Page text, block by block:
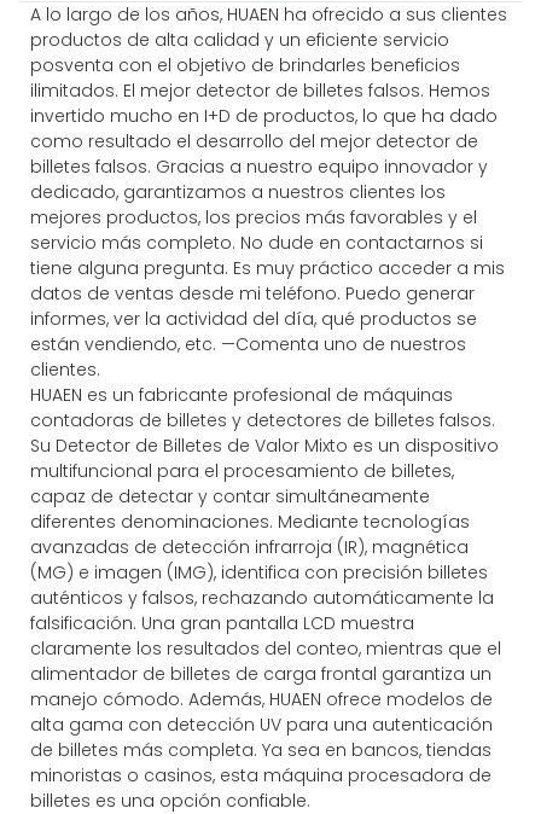
A lo largo de los años, HUAEN ha ofrecido a sus clientes
productos de alta calidad y un eficiente servicio
posventa con el objetivo de brindarles beneficios
ilimitados. El mejor detector de billetes falsos. Hemos
invertido mucho en I+D de productos, lo que ha dado
como resultado el desarrollo del mejor detector de
billetes falsos. Gracias a nuestro equipo innovador y
dedicado, garantizamos a nuestros clientes los
mejores productos, los precios más favorables y el
servicio más completo. No dude en contactarnos si
tiene alguna pregunta. Es muy práctico acceder a mis
datos de ventas desde mi teléfono. Puedo generar
informes, ver la actividad del día, qué productos se
están vendiendo, etc. —Comenta uno de nuestros
clientes.
HUAEN es un fabricante profesional de máquinas
contadoras de billetes y detectores de billetes falsos.
Su Detector de Billetes de Valor Mixto es un dispositivo
multifuncional para el procesamiento de billetes,
capaz de detectar y contar simultáneamente
diferentes denominaciones. Mediante tecnologías
avanzadas de detección infrarroja (IR), magnética
(MG) e imagen (IMG), identifica con precisión billetes
auténticos y falsos, rechazando automáticamente la
falsificación. Una gran pantalla LCD muestra
claramente los resultados del conteo, mientras que el
alimentador de billetes de carga frontal garantiza un
manejo cómodo. Además, HUAEN ofrece modelos de
alta gama con detección UV para una autenticación
de billetes más completa. Ya sea en bancos, tiendas
minoristas o casinos, esta máquina procesadora de
billetes es una opción confiable.